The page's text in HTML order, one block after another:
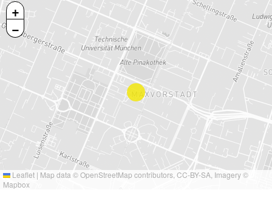
+
−
Leaflet | Map data ©OpenStreetMap contributors, CC-BY-SA , Imagery ©
Mapbox